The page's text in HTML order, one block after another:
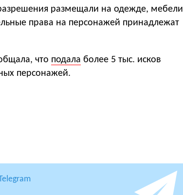
размещали на одежде, мебели
права на персонажей принадлежат
что подала более 5 тыс. исков
персонажей.